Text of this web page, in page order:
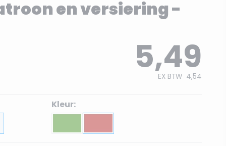
en versiering -
5,49
EX BTW 4,54
Kleur: